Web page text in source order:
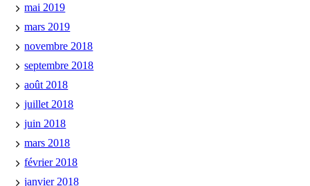
mai 2019
mars 2019
novembre 2018
septembre 2018
août 2018
juillet 2018
juin 2018
mars 2018
février 2018
janvier 2018